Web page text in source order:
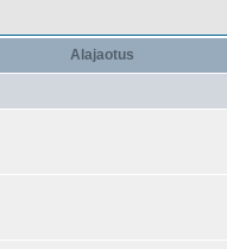
Alajaotus